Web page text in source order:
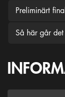
Preliminärt
Så här går